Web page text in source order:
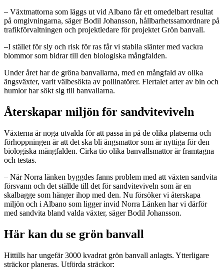
– Växtmattorna som läggs ut vid Albano får ett omedelbart resultat
på omgivningarna, säger Bodil Johansson, hållbarhetssamordnare på
trafikförvaltningen och projektledare för projektet Grön banvall.
–I stället för sly och risk för ras får vi stabila slänter med vackra
blommor som bidrar till den biologiska mångfalden.
Under året har de gröna banvallarna, med en mångfald av olika
ängsväxter, varit välbesökta av pollinatörer. Flertalet arter av bin och
humlor har sökt sig till banvallarna.
Återskapar miljön för sandviteviveln
Växterna är noga utvalda för att passa in på de olika platserna och
förhoppningen är att det ska bli ängsmattor som är nyttiga för den
biologiska mångfalden. Cirka tio olika banvallsmattor är framtagna
och testas.
– När Norra länken byggdes fanns problem med att växten sandvita
försvann och det ställde till det för sandviteviveln som är en
skalbagge som hänger ihop med den. Nu försöker vi återskapa
miljön och i Albano som ligger invid Norra Länken har vi därför
med sandvita bland valda växter, säger Bodil Johansson.
Här kan du se grön banvall
Hittills har ungefär 3000 kvadrat grön banvall anlagts. Ytterligare
sträckor planeras. Utförda sträckor: